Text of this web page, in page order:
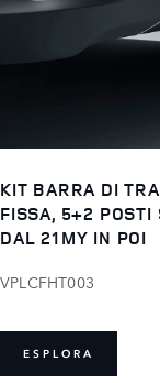
KIT BARRA DI
FISSA, 5+2 POSTI
DAL 21MY IN POI
VPLCFHT003
ESPLORA